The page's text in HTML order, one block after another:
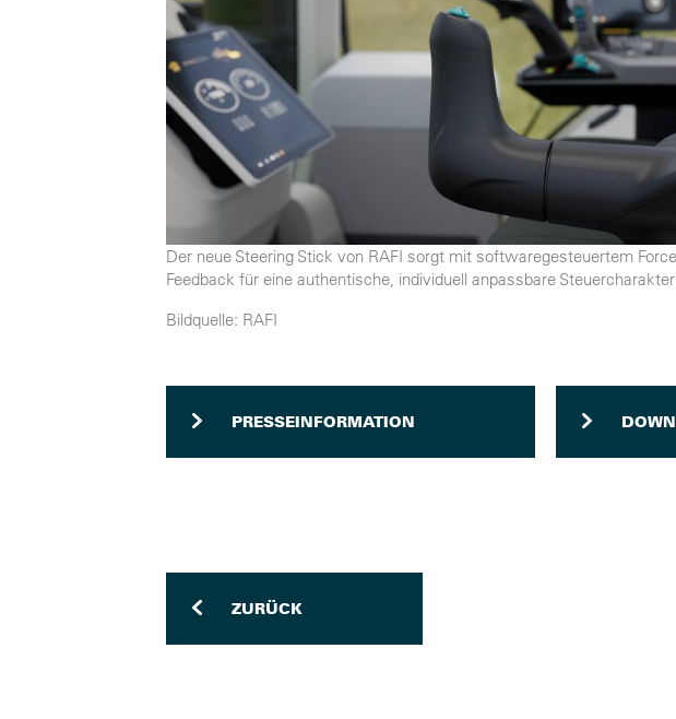
Der neue Steering Stick von RAFI sorgt mit softwaregesteuertem Force
Feedback für eine authentische, individuell anpassbare
Bildquelle: RAFI
PRESSEINFORMATION
ZURÜCK